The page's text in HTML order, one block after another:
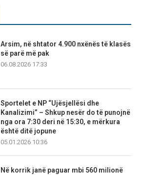
Arsim, në shtator 4.900 nxënës të klasës
së parë më pak
06.08.2026 17:33
Sportelet e NP “Ujësjellësi dhe
Kanalizimi” – Shkup nesër do të punojnë
nga ora 7:30 deri në 15:30, e mërkura
është ditë jopune
05.01.2026 10:36
Në korrik janë paguar mbi 560 milionë